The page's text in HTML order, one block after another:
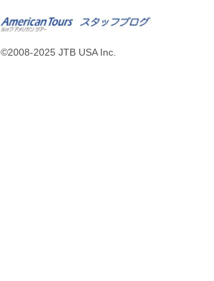
©2008-2025 JTB USA Inc.